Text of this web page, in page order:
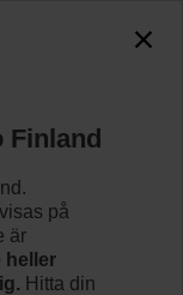
Finland
på
är
heller
Hitta din